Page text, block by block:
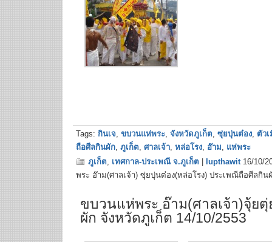
Tags: กินเจ, ขบวนแห่พระ, จังหวัดภูเก็ต, ซุ่ยบุ่นต๋อง, ตัว
ถือศีลกินผัก, ภูเก็ต, ศาลเจ้า, หล่อโรง, อ๊าม, แห่พระ
ภูเก็ต, เทศกาล-ประเพณี จ.ภูเก็ต lupthawit16/10/
พระ อ๊าม(ศาลเจ้า) ซุ่ยบุ่นต๋อง(หล่อโรง) ประเพณีถือศีลกิน
ขบวนแห่พระ อ๊าม(ศาลเจ้า)จุ้ย
ผัก จังหวัดภูเก็ต 14/10/2553